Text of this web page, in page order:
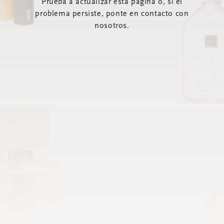
Prueba a actualizar esta página o, si el
problema persiste, ponte en contacto con
nosotros.